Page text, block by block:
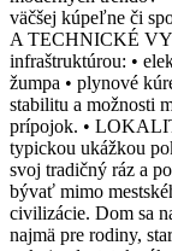
väčšej kúpeľne či
A TECHNICKÉ
infraštruktúrou: •
žumpa • plynové
stabilitu a možnosti
prípojok. •
typickou ukážkou
svoj tradičný ráz a
bývať mimo
civilizácie. Dom sa
najmä pre rodiny,